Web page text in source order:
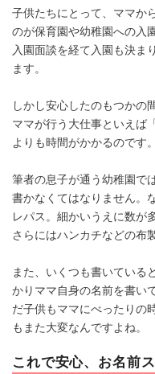
子供たちにとって、ママか
のが保育園や幼稚園への入
入園面談を経て入園も決ま
ます。
しかし安心したのもつかの
ママが行う大仕事といえば
よりも時間がかかるのです。
筆者の息子が通う幼稚園で
書かなくてはなりません。
レパス。細かいうえに数が
さらにはハンカチなどの布
また、いくつも書いている
かりママ自身の名前を書い
だ子供もママにべったりの
もまた大変なんですよね。
これで安心、お名前